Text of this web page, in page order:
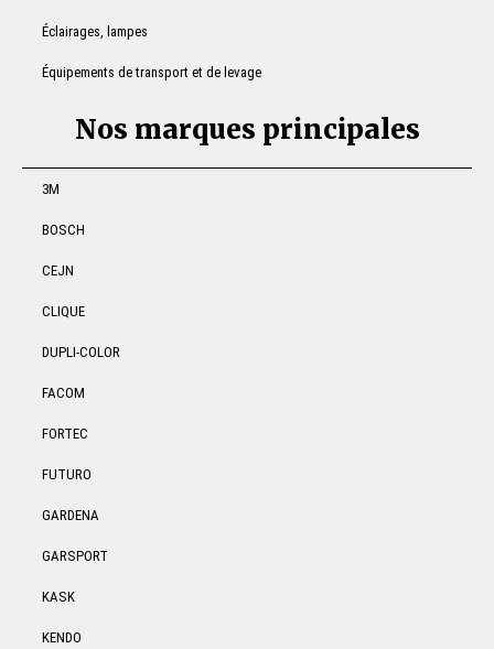
Éclairages, lampes
Équipements de transport et de levage
Nos marques principales
3M
BOSCH
CEJN
CLIQUE
DUPLI-COLOR
FACOM
FORTEC
FUTURO
GARDENA
GARSPORT
KASK
KENDO